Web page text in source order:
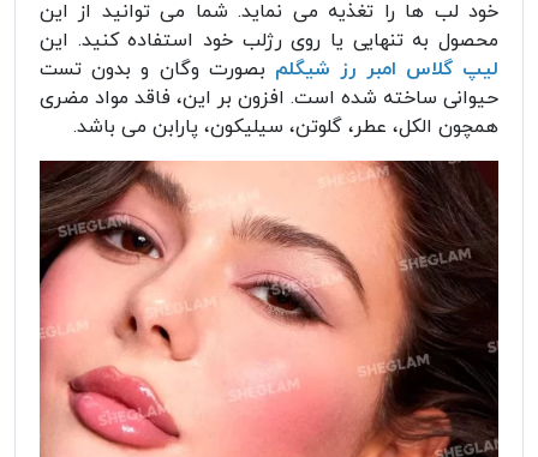
خود لب ها را تغذیه می نماید. شما می توانید از این
محصول به تنهایی یا روی رژلب خود استفاده کنید. این
لیپ گلاس امبر رز شیگلم بصورت وگان و بدون تست
حیوانی ساخته شده است. افزون بر این، فاقد مواد مضری
همچون الکل، عطر، گلوتن، سیلیکون، پارابن می باشد.